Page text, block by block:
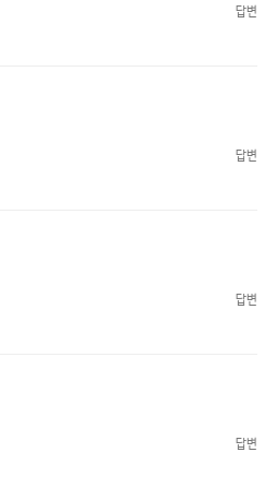
답변
답변
답변
답변